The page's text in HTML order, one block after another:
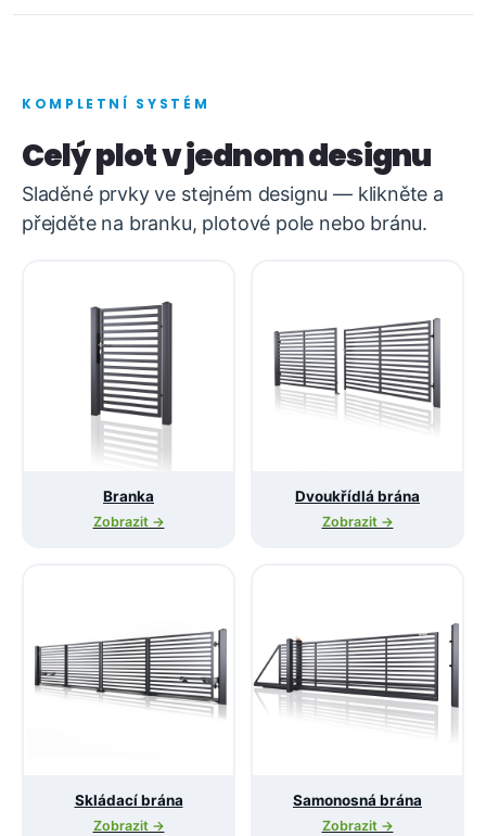
KOMPLETNÍ SYSTÉM
Celý plot v jednom designu
Sladěné prvky ve stejném designu — klikněte a
přejděte na branku, plotové pole nebo bránu.
Branka
Zobrazit →
Dvoukřídlá brána
Zobrazit →
Skládací brána
Zobrazit →
Samonosná brána
Zobrazit →